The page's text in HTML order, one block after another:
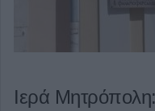
Ιερά